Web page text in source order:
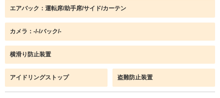
エアバック：運転席/助手席/サイド/カーテン
カメラ：-/-/バック/-
横滑り防止装置
アイドリングストップ 盗難防止装置